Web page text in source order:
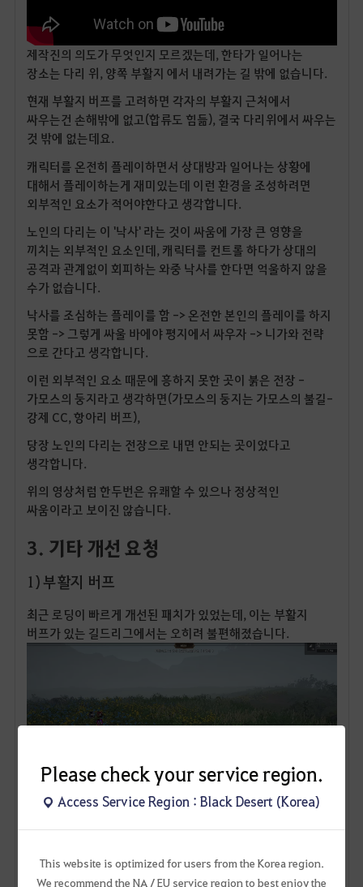
Please check your service region.
Access Service Region : Black Desert (Korea)
This website is optimized for users from the Korea region.
We recommend the NA / EU service region to best enjoy the
제작진의 의도가 무엇인지 모르겠는데, 한타가 일어나는
장소는 다리 위, 양쪽 부활지 에서 내려가는 길 밖에 없습니다.
현재 부활지 버프를 고려하면 각자의 부활지 근처에서
싸우는건 손해밖에 없고(합류도 힘듦), 결국 다리위에서 싸우는
것 밖에 없는데요.
캐릭터를 온전히 플레이하면서 상대방과 일어나는 상황에
대해서 플레이하는게 재미있는데 이런 환경을 조성하려면
외부적인 요소가 적어야한다고 생각합니다.
노인의 다리는 이 '낙사' 라는 것이 싸움에 가장 큰 영향을
끼치는 외부적인 요소인데, 캐릭터를 컨트롤 하다가 상대의
공격과 관계없이 회피하는 와중 낙사를 한다면 억울하지 않을
수가 없습니다.
낙사를 조심하는 플레이를 함 -> 온전한 본인의 플레이를 하지
못함 -> 그렇게 싸울 바에야 평지에서 싸우자 -> 니가와 전략
으로 간다고 생각합니다.
이런 외부적인 요소 때문에 흥하지 못한 곳이 붉은 전장 -
가모스의 둥지라고 생각하면(가모스의 둥지는 가모스의 불길-
강제 CC, 항아리 버프),
당장 노인의 다리는 전장으로 내면 안되는 곳이었다고
생각합니다.
위의 영상처럼 한두번은 유쾌할 수 있으나 정상적인
싸움이라고 보이진 않습니다.
3. 기타 개선 요청
1) 부활지 버프
최근 로딩이 빠르게 개선된 패치가 있었는데, 이는 부활지
버프가 있는 길드리그에서는 오히려 불편해졌습니다.